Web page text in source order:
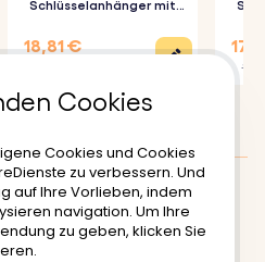
Schlüsselanhänger mit
18,81 €
Nutzungsbedinungen
: 4.5/5
Cookies
Cookies und Cookies
zu verbessern. Und
auf Ihre Vorlieben, indem
navigation. Um Ihre
zu geben, klicken Sie